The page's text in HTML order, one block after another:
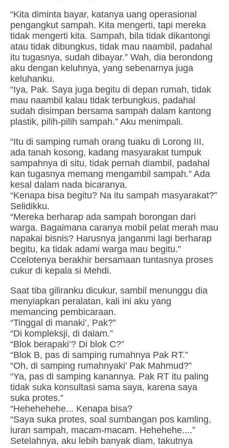
“Kita diminta bayar, katanya uang operasional
pengangkut sampah. Kita mengerti, tapi mereka
tidak mengerti kita. Sampah, bila tidak dikantongi
atau tidak dibungkus, tidak mau naambil, padahal
itu tugasnya, sudah dibayar.” Wah, dia berondong
aku dengan keluhnya, yang sebenarnya juga
keluhanku.
“Iya, Pak. Saya juga begitu di depan rumah, tidak
mau naambil kalau tidak terbungkus, padahal
sudah disimpan bersama sampah dalam kantong
plastik, pilih-pilih sampah.” Aku menimpali.
“Itu di samping rumah orang tuaku di Lorong III,
ada tanah kosong, kadang masyarakat tumpuk
sampahnya di situ, tidak pernah diambil, padahal
kan tugasnya memang mengambil sampah.” Ada
kesal dalam nada bicaranya.
“Kenapa bisa begitu? Na itu sampah masyarakat?”
Selidikku.
“Mereka berharap ada sampah borongan dari
warga. Bagaimana caranya mobil pelat merah mau
napakai bisnis? Harusnya janganmi lagi berharap
begitu, ka tidak adami warga mau begitu.”
Ccelotenya berakhir bersamaan tuntasnya proses
cukur di kepala si Mehdi.
Saat tiba giliranku dicukur, sambil menunggu dia
menyiapkan peralatan, kali ini aku yang
memancing pembicaraan.
“Tinggal di manaki’, Pak?”
“Di kompleksji, di dalam.”
“Blok berapaki’? Di blok C?”
“Blok B, pas di samping rumahnya Pak RT.”
“Oh, di samping rumahnyaki’ Pak Mahmud?”
“Ya, pas di samping kanannya. Pak RT itu paling
tidak suka konsultasi sama saya, karena saya
suka protes.”
“Hehehehehe... Kenapa bisa?
“Saya suka protes, soal sumbangan pos kamling,
iuran sampah, macam-macam. Hehehehe....”
Setelahnya, aku lebih banyak diam, takutnya